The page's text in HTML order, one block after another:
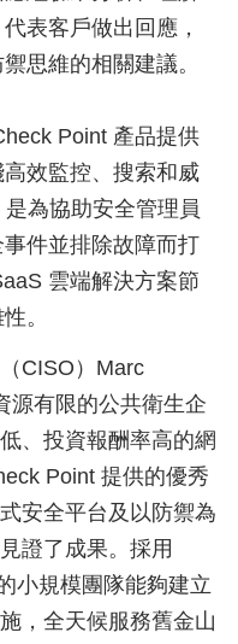
表客戶做出回應，
思維的相關建議。
Point 產品提供
效監控、搜索和威
為協助安全管理員
件並排除故障而打
雲端解決方案節
。
CISO）Marc
源有限的公共衛生企
、投資報酬率高的網
Point 提供的優秀
安全平台及以防禦為
證了成果。採用
小規模團隊能夠建立
，全天候服務舊金山